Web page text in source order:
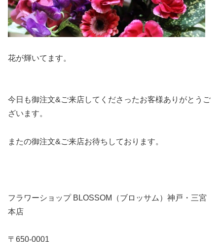
花が輝いてます。
今日も御注文&ご来店してくださったお客様ありがとうご
ざいます。
またの御注文&ご来店お待ちしております。
フラワーショップ BLOSSOM（ブロッサム）神戸・三宮
本店
〒650-0001